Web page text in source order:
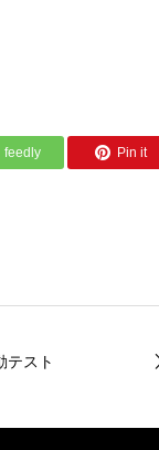
feedly Pin it
テスト